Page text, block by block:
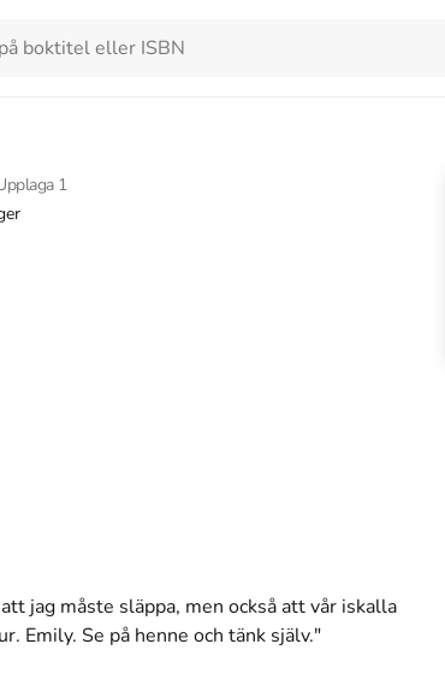
1
jag måste släppa, men också att vår iskalla
Emily. Se på henne och tänk själv."